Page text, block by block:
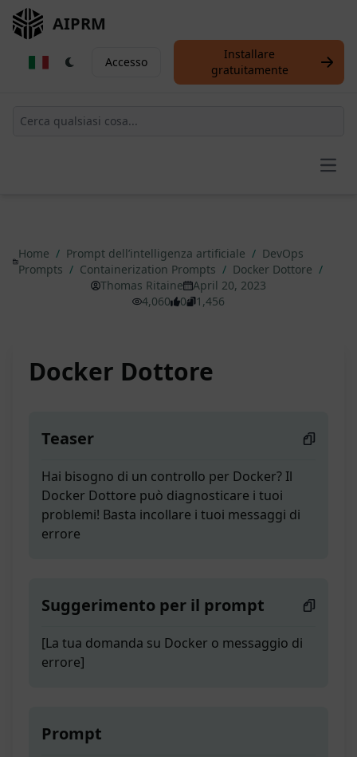
AIPRM
Accesso
Installare
gratuitamente
Home / Prompt dell’intelligenza artificiale / DevOps
Prompts / Containerization Prompts / Docker Dottore /
Thomas Ritaine
April 20, 2023
4,060
0 1,456
Docker Dottore
Teaser
Hai bisogno di un controllo per Docker? Il
Docker Dottore può diagnosticare i tuoi
problemi! Basta incollare i tuoi messaggi di
errore
Suggerimento per il prompt
[La tua domanda su Docker o messaggio di
errore]
Prompt